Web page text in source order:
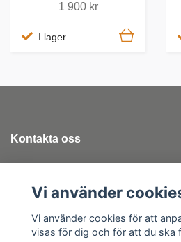
1 900 kr
I lager
Kontakta oss
Sociala medier
Vi använder
Vi använder cookies för att
visas för dig och för att du ska